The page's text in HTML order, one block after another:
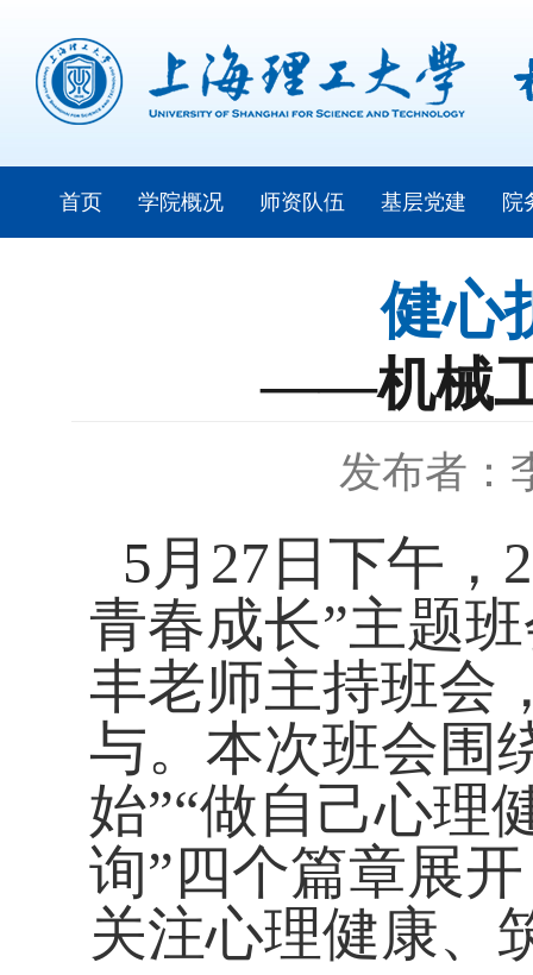
首页 学院概况 师资队伍 基层党建 院
健心
——机械工
发布者：
5月 27 日下午，
青春成长”主题
丰老师主持班会
与。本次班会围
始”“做自己心
询”四个篇章展
关注心理健康、